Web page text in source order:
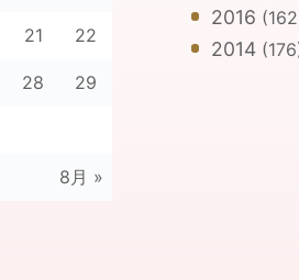
8月 »
21 22
28 29
2016
2014